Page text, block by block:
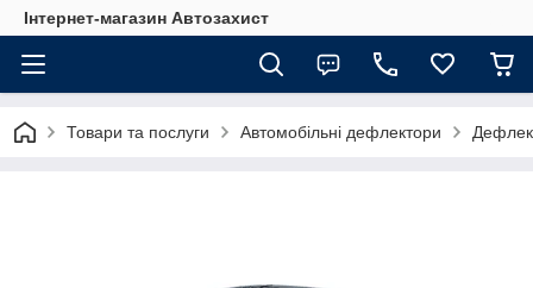
Інтернет-магазин Автозахист
Товари та послуги Автомобільні дефлектори